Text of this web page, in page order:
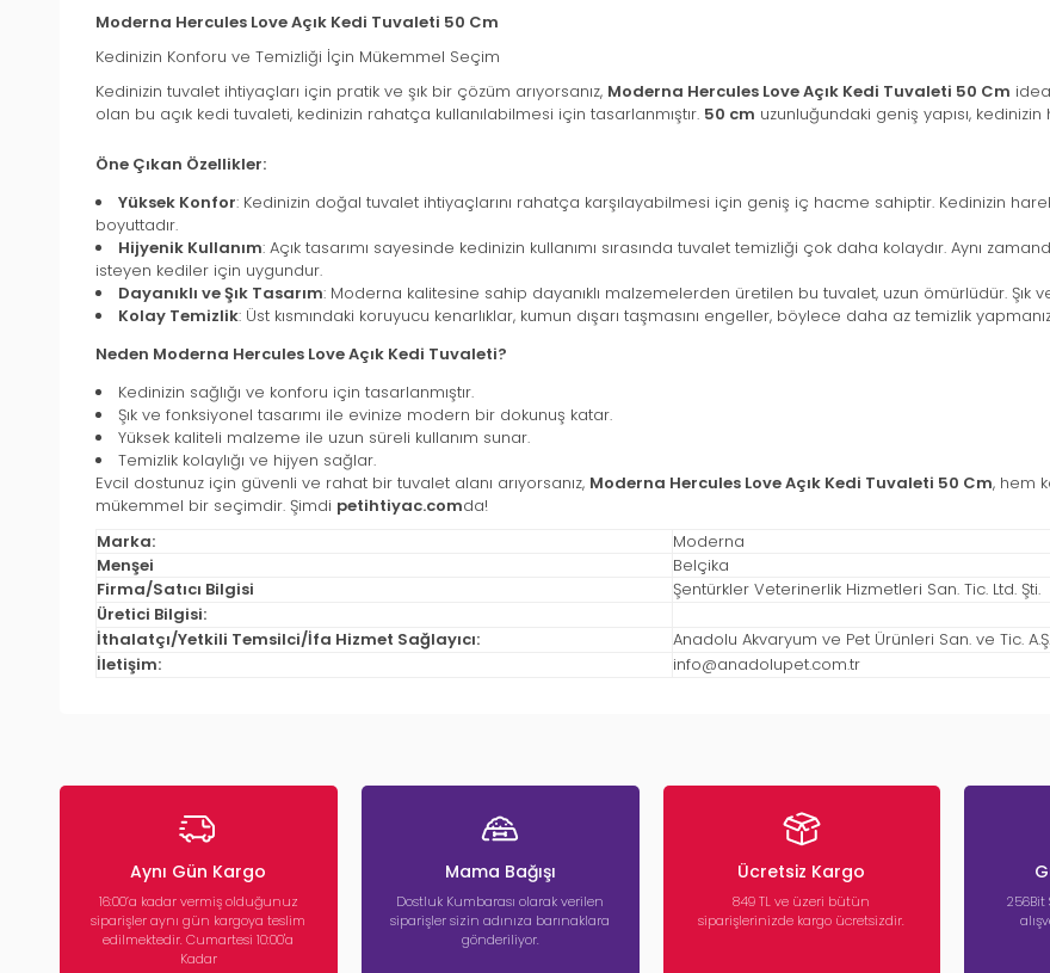
Moderna Hercules Love Açık Kedi Tuvaleti 50 Cm
Kedinizin Konforu ve Temizliği İçin Mükemmel Seçim
Kedinizin tuvalet ihtiyaçları için pratik ve şık bir çözüm arıyorsanız, Moderna Hercules Love Açık Kedi Tuvaleti 50 Cm
olan bu açık kedi tuvaleti, kedinizin rahatça kullanılabilmesi için tasarlanmıştır. 50 cm uzunluğundaki geniş yapısı,
Öne Çıkan Özellikler:
Yüksek Konfor: Kedinizin doğal tuvalet ihtiyaçlarını rahatça karşılayabilmesi için geniş iç hacme sahiptir. Kedinizin
boyuttadır.
Hijyenik Kullanım: Açık tasarımı sayesinde kedinizin kullanımı sırasında tuvalet temizliği çok daha kolaydır. Aynı
isteyen kediler için uygundur.
Dayanıklı ve Şık Tasarım: Moderna kalitesine sahip dayanıklı malzemelerden üretilen bu tuvalet, uzun ömürlüdür. Şık
Kolay Temizlik: Üst kısmındaki koruyucu kenarlıklar, kumun dışarı taşmasını engeller, böylece daha az temizlik
Neden Moderna Hercules Love Açık Kedi Tuvaleti?
Kedinizin sağlığı ve konforu için tasarlanmıştır.
Şık ve fonksiyonel tasarımı ile evinize modern bir dokunuş katar.
Yüksek kaliteli malzeme ile uzun süreli kullanım sunar.
Temizlik kolaylığı ve hijyen sağlar.
Evcil dostunuz için güvenli ve rahat bir tuvalet alanı arıyorsanız, Moderna Hercules Love Açık Kedi Tuvaleti 50 Cm, hem
mükemmel bir seçimdir. Şimdi petihtiyac.comda!
Marka:
Moderna
Menşei
Belçika
Firma/Satıcı Bilgisi
Şentürkler Veterinerlik Hizmetleri San. Tic. Ltd. Şti.
Üretici Bilgisi:
İthalatçı/Yetkili Temsilci/İfa Hizmet Sağlayıcı:
Anadolu Akvaryum ve Pet Ürünleri San. ve Tic. A.Ş.
İletişim:
info@anadolupet.com.tr
Aynı Gün Kargo
16:00’a kadar vermiş olduğunuz
siparişler aynı gün kargoya teslim
edilmektedir. Cumartesi 10:00'a
Kadar
Mama Bağışı
Dostluk Kumbarası olarak verilen
siparişler sizin adınıza barınaklara
gönderiliyor.
Ücretsiz Kargo
849 TL ve üzeri bütün
siparişlerinizde kargo ücretsizdir.
256Bit